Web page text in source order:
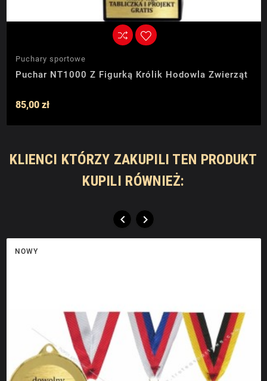
Puchary sportowe
Puchar NT1000 Z Figurką Królik Hodowla Zwierząt
85,00 zł
KLIENCI KTÓRZY ZAKUPILI TEN PRODUKT
KUPILI RÓWNIEŻ:
 
NOWY